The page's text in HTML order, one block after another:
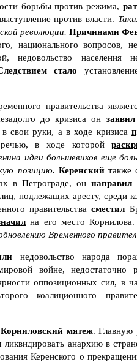
борьбы против режима,
против власти.
революции. Причинами
национального вопросов,
населения
стало
правительства
до кризиса он заявил
свои руки, а в ходе кризиса
в ходе которой
идеи большевиков еще
позицию. Керенский также
в Петрограде, он направил
подлежащих аресту, среди
правительствасместил
на его место Корнилова.
Временного
недовольство народа
войне, недостаточно
оппозиционных сил, в
коалиционного
Корниловский мятеж. Главную
ликвидировать анархию в
Керенского о